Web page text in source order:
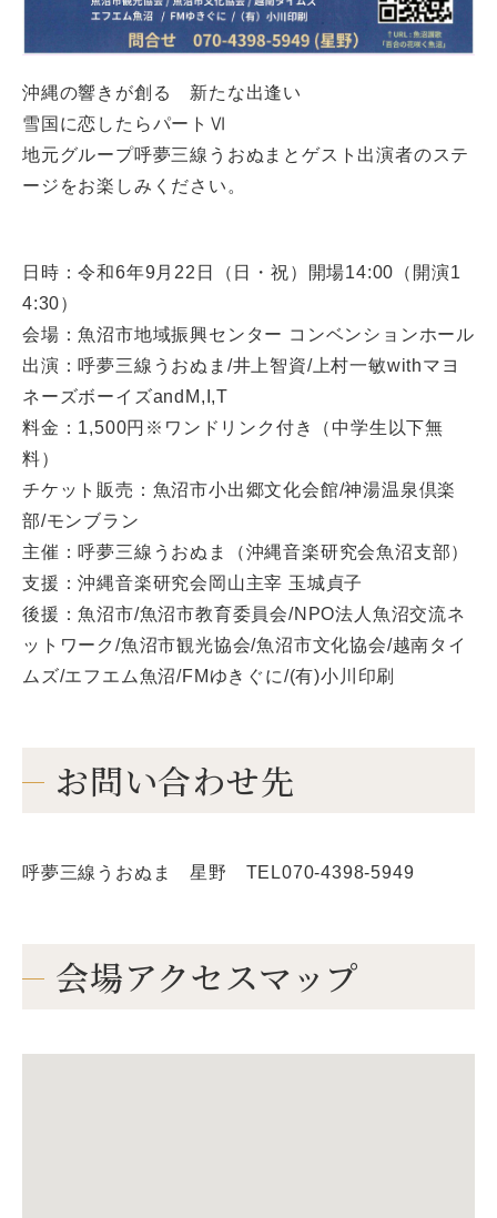
沖縄の響きが創る 新たな出逢い
雪国に恋したらパートⅥ
地元グループ呼夢三線うおぬまとゲスト出演者のステ
ージをお楽しみください。
日時：令和6年9月22日（日・祝）開場14:00（開演1
4:30）
会場：魚沼市地域振興センター コンベンションホール
出演：呼夢三線うおぬま/井上智資/上村一敏withマヨ
ネーズボーイズandM,I,T
料金：1,500円※ワンドリンク付き（中学生以下無
料）
チケット販売：魚沼市小出郷文化会館/神湯温泉倶楽
部/モンブラン
主催：呼夢三線うおぬま（沖縄音楽研究会魚沼支部）
支援：沖縄音楽研究会岡山主宰 玉城貞子
後援：魚沼市/魚沼市教育委員会/NPO法人魚沼交流ネ
ットワーク/魚沼市観光協会/魚沼市文化協会/越南タイ
ムズ/エフエム魚沼/FMゆきぐに/(有)小川印刷
お問い合わせ先
呼夢三線うおぬま 星野 TEL070-4398-5949
会場アクセスマップ